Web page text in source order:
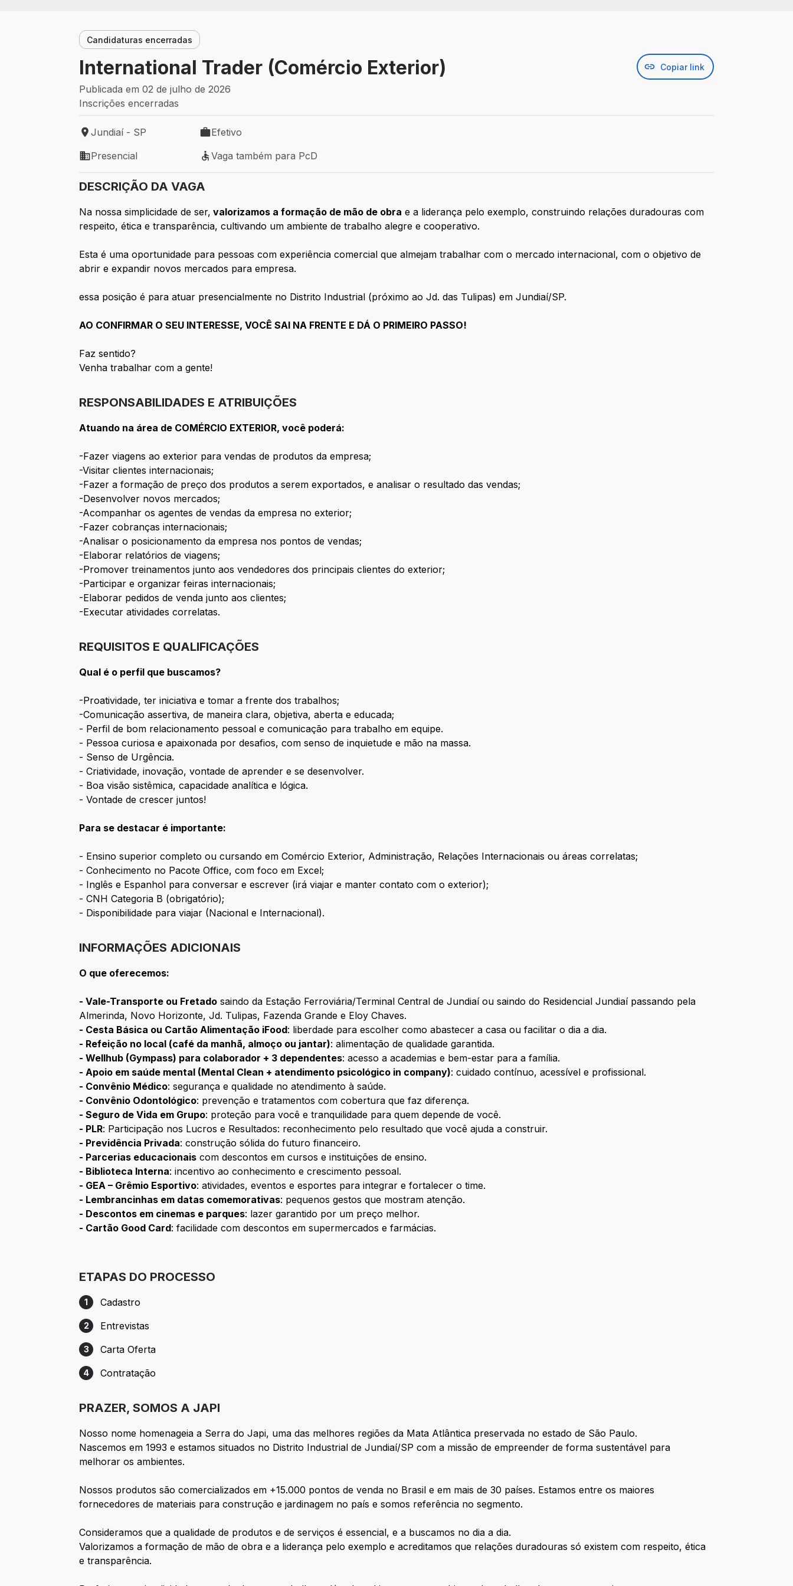
Candidaturas encerradas
International Trader (Comércio Exterior) Copiar link
Publicada em 02 de julho de 2026
Inscrições encerradas
Local de trabalho: Jundiaí - SP
Jundiaí - SP
Tipo de vaga: Efetivo
Efetivo
Modelo de trabalho: Presencial
Presencial
Vaga também para PcD
Vaga também para PcD
DESCRIÇÃO DA VAGA
Na nossa simplicidade de ser, valorizamos a formação de mão de obra e a liderança pelo exemplo, construindo relações duradouras com
respeito, ética e transparência, cultivando um ambiente de trabalho alegre e cooperativo.
Esta é uma oportunidade para pessoas com experiência comercial que almejam trabalhar com o mercado internacional, com o objetivo de
abrir e expandir novos mercados para empresa.
essa posição é para atuar presencialmente no Distrito Industrial (próximo ao Jd. das Tulipas) em Jundiaí/SP.
AO CONFIRMAR O SEU INTERESSE, VOCÊ SAI NA FRENTE E DÁ O PRIMEIRO PASSO!
Faz sentido?
Venha trabalhar com a gente!
RESPONSABILIDADES E ATRIBUIÇÕES
Atuando na área de COMÉRCIO EXTERIOR, você poderá:
-Fazer viagens ao exterior para vendas de produtos da empresa;
-Visitar clientes internacionais;
-Fazer a formação de preço dos produtos a serem exportados, e analisar o resultado das vendas;
-Desenvolver novos mercados;
-Acompanhar os agentes de vendas da empresa no exterior;
-Fazer cobranças internacionais;
-Analisar o posicionamento da empresa nos pontos de vendas;
-Elaborar relatórios de viagens;
-Promover treinamentos junto aos vendedores dos principais clientes do exterior;
-Participar e organizar feiras internacionais;
-Elaborar pedidos de venda junto aos clientes;
-Executar atividades correlatas.
REQUISITOS E QUALIFICAÇÕES
Qual é o perfil que buscamos?
-Proatividade, ter iniciativa e tomar a frente dos trabalhos;
-Comunicação assertiva, de maneira clara, objetiva, aberta e educada;
- Perfil de bom relacionamento pessoal e comunicação para trabalho em equipe.
- Pessoa curiosa e apaixonada por desafios, com senso de inquietude e mão na massa.
- Senso de Urgência.
- Criatividade, inovação, vontade de aprender e se desenvolver.
- Boa visão sistêmica, capacidade analítica e lógica.
- Vontade de crescer juntos!
Para se destacar é importante:
- Ensino superior completo ou cursando em Comércio Exterior, Administração, Relações Internacionais ou áreas correlatas;
- Conhecimento no Pacote Office, com foco em Excel;
- Inglês e Espanhol para conversar e escrever (irá viajar e manter contato com o exterior);
- CNH Categoria B (obrigatório);
- Disponibilidade para viajar (Nacional e Internacional).
INFORMAÇÕES ADICIONAIS
O que oferecemos:
- Vale-Transporte ou Fretado saindo da Estação Ferroviária/Terminal Central de Jundiaí ou saindo do Residencial Jundiaí passando pela
Almerinda, Novo Horizonte, Jd. Tulipas, Fazenda Grande e Eloy Chaves.
- Cesta Básica ou Cartão Alimentação iFood: liberdade para escolher como abastecer a casa ou facilitar o dia a dia.
- Refeição no local (café da manhã, almoço ou jantar): alimentação de qualidade garantida.
- Wellhub (Gympass) para colaborador + 3 dependentes: acesso a academias e bem-estar para a família.
- Apoio em saúde mental (Mental Clean + atendimento psicológico in company): cuidado contínuo, acessível e profissional.
- Convênio Médico: segurança e qualidade no atendimento à saúde.
- Convênio Odontológico: prevenção e tratamentos com cobertura que faz diferença.
- Seguro de Vida em Grupo: proteção para você e tranquilidade para quem depende de você.
- PLR: Participação nos Lucros e Resultados: reconhecimento pelo resultado que você ajuda a construir.
- Previdência Privada: construção sólida do futuro financeiro.
- Parcerias educacionais com descontos em cursos e instituições de ensino.
- Biblioteca Interna: incentivo ao conhecimento e crescimento pessoal.
- GEA – Grêmio Esportivo: atividades, eventos e esportes para integrar e fortalecer o time.
- Lembrancinhas em datas comemorativas: pequenos gestos que mostram atenção.
- Descontos em cinemas e parques: lazer garantido por um preço melhor.
- Cartão Good Card: facilidade com descontos em supermercados e farmácias.
ETAPAS DO PROCESSO
Etapa 1: Cadastro
1 Cadastro
Etapa 2: Entrevistas
2 Entrevistas
Etapa 3: Carta Oferta
3 Carta Oferta
Etapa 4: Contratação
4 Contratação
PRAZER, SOMOS A JAPI
Nosso nome homenageia a Serra do Japi, uma das melhores regiões da Mata Atlântica preservada no estado de São Paulo.
Nascemos em 1993 e estamos situados no Distrito Industrial de Jundiaí/SP com a missão de empreender de forma sustentável para
melhorar os ambientes.
Nossos produtos são comercializados em +15.000 pontos de venda no Brasil e em mais de 30 países. Estamos entre os maiores
fornecedores de materiais para construção e jardinagem no país e somos referência no segmento.
Consideramos que a qualidade de produtos e de serviços é essencial, e a buscamos no dia a dia.
Valorizamos a formação de mão de obra e a liderança pelo exemplo eacreditamos que relações duradouras só existem com respeito, ética
e transparência.